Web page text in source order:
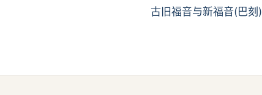
古旧福音与新福音(巴刻)